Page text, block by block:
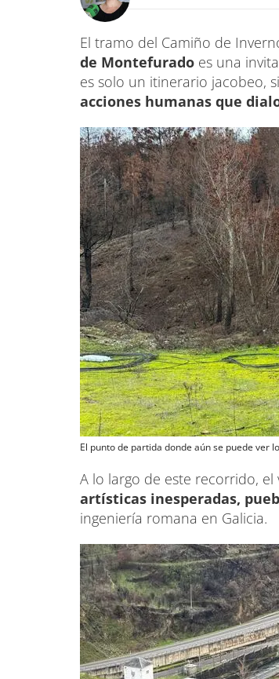
El tramo del Camiño de
de Montefurado es una
es solo un itinerario jacobeo,
acciones humanas que
El punto de partida donde aún se puede ver
A lo largo de este recorrido, el
artísticas inesperadas,
ingeniería romana en Galicia.